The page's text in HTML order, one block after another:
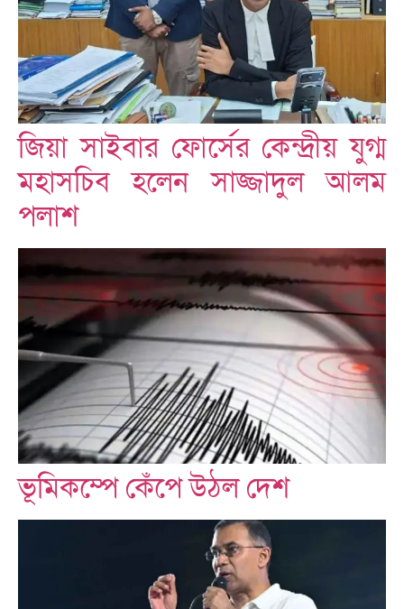
জিয়া সাইবার ফোর্সের কেন্দ্রীয় যুগ্ম
মহাসচিব হলেন সাজ্জাদুল আলম
পলাশ
ভূমিকম্পে কেঁপে উঠল দেশ